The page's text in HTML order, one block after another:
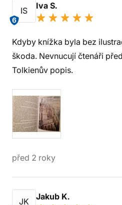
IS
6
Iva S.
Kdyby knížka byla bez
škoda. Nevnucují čtenáři
Tolkienův popis.
před 2 roky
JK Jakub K.